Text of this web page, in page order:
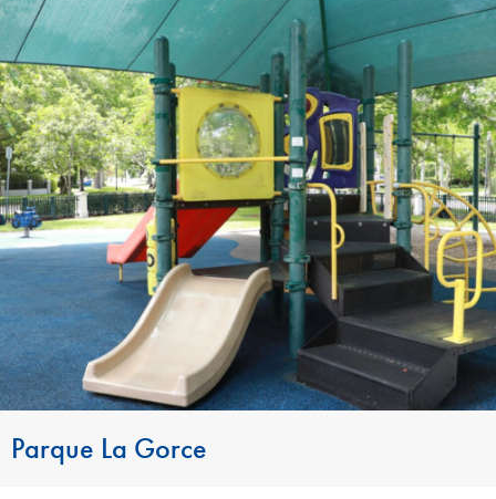
Parque La Gorce